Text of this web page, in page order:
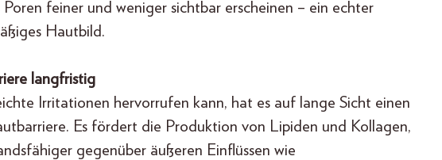
feiner und weniger sichtbar erscheinen – ein echter
Hautbild.
langfristig
Irritationen hervorrufen kann, hat es auf lange Sicht einen
Es fördert die Produktion von Lipiden und Kollagen,
gegenüber äußeren Einflüssen wie